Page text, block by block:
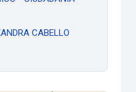
CABELLO